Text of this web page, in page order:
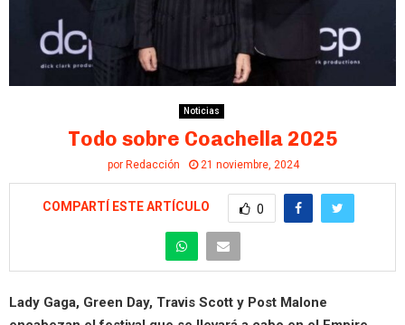
Noticias
Todo sobre Coachella 2025
por Redacción 21 noviembre, 2024
COMPARTÍ ESTE ARTÍCULO 0
Lady Gaga, Green Day, Travis Scott y Post Malone